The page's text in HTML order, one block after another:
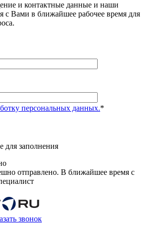
и контактные данные и наши
с Вами в ближайшее рабочее время для
персональных данных.*
для заполнения
отправлено. В ближайшее время с
звонок